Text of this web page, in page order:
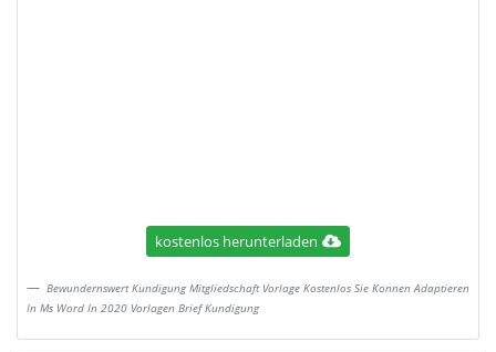
kostenlos herunterladen
Bewundernswert Kundigung Mitgliedschaft Vorlage Kostenlos Sie Konnen Adaptieren
In Ms Word In 2020 Vorlagen Brief Kundigung